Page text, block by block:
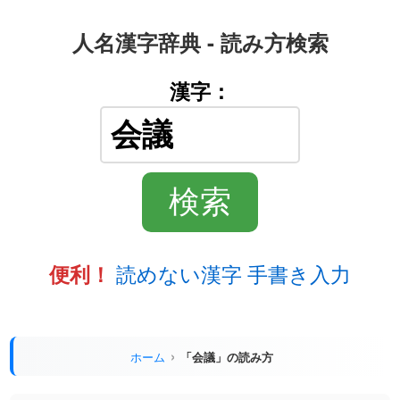
人名漢字辞典 - 読み方検索
漢字：
便利！ 読めない漢字 手書き入力
ホーム 「会議」の読み方